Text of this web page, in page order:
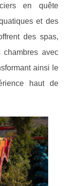
en quête
et des
des spas,
chambres avec
ainsi le
haut de